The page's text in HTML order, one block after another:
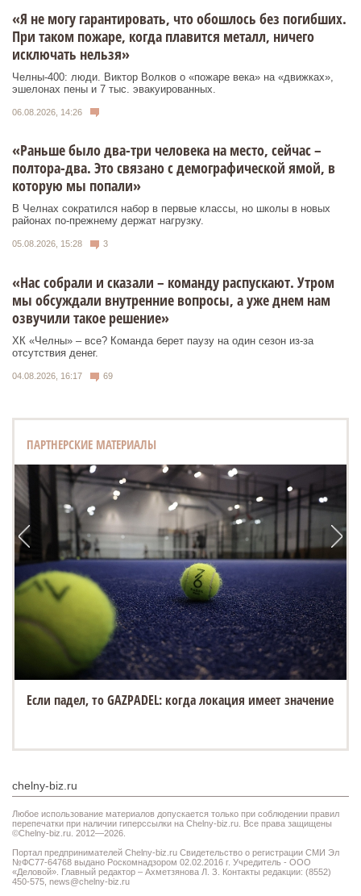
«Я не могу гарантировать, что обошлось без погибших.
При таком пожаре, когда плавится металл, ничего
исключать нельзя»
Челны-400: люди. Виктор Волков о «пожаре века» на «движках»,
эшелонах пены и 7 тыс. эвакуированных.
06.08.2026, 14:26
«Раньше было два-три человека на место, сейчас –
полтора-два. Это связано с демографической ямой, в
которую мы попали»
В Челнах сократился набор в первые классы, но школы в новых
районах по-прежнему держат нагрузку.
05.08.2026, 15:28 3
«Нас собрали и сказали – команду распускают. Утром
мы обсуждали внутренние вопросы, а уже днем нам
озвучили такое решение»
ХК «Челны» – все? Команда берет паузу на один сезон из-за
отсутствия денег.
04.08.2026, 16:17 69
ПАРТНЕРСКИЕ МАТЕРИАЛЫ
Если падел, то GAZPADEL: когда локация имеет значение
chelny-biz.ru
Любое использование материалов допускается только при соблюдении правил
перепечатки при наличии гиперссылки на Chelny-biz.ru. Все права защищены
©Chelny-biz.ru. 2012—2026.
Портал предпринимателей Chelny-biz.ru Свидетельство о регистрации СМИ Эл
№ФС77-64768 выдано Роскомнадзором 02.02.2016 г. Учредитель - ООО
«Деловой». Главный редактор – Ахметзянова Л. З. Контакты редакции: (8552)
450-575, news@chelny-biz.ru